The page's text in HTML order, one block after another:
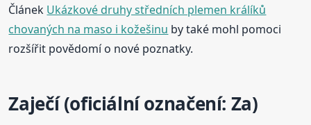
Článek Ukázkové druhy středních plemen králíků
chovaných na maso i kožešinu by také mohl pomoci
rozšířit povědomí o nové poznatky.
Zaječí (oficiální označení: Za)